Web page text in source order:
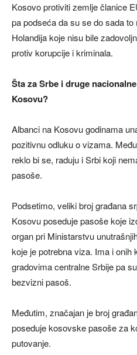
Kosovo protiviti zemlje članice
pa podseća da su se do sada
Holandija koje nisu bile
protiv korupcije i kriminala.
Šta za Srbe i druge
Kosovu?
Albanci na Kosovu godinama
pozitivnu odluku o vizama.
reklo bi se, raduju i Srbi koji
pasoše.
Podsetimo, veliki broj građana
Kosovu poseduje pasoše koje
organ pri Ministarstvu
koje je potrebna viza. Ima i onih
gradovima centralne Srbije pa
bezvizni pasoš.
Međutim, značajan je broj
poseduje kosovske pasoše za
putovanje.